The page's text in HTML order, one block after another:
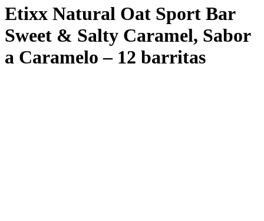
Etixx Natural Oat Sport Bar
Sweet & Salty Caramel, Sabor
a Caramelo – 12 barritas